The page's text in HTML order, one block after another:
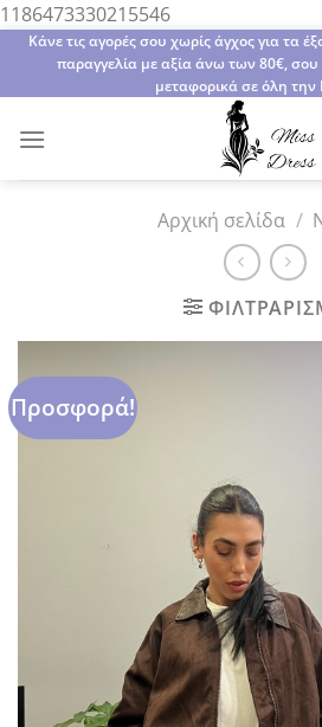
1186473330215546Μετάβαση
στο
περιεχόμενο
Κάνε τις αγορές σου χωρίς άγχος για τα
παραγγελία με αξία άνω των 80€,
μεταφορικά σε όλη την
Αρχική σελίδα /
Προσφορά!